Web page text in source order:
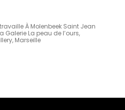
À Molenbeek Saint Jean
Galerie La peau de l’ours,
Marseille